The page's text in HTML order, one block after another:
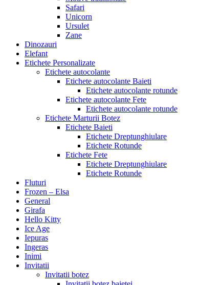
Safari
Unicorn
Ursulet
Zane
Dinozauri
Elefant
Etichete Personalizate
Etichete autocolante
Etichete autocolante Baieti
Etichete autocolante rotunde
Etichete autocolante Fete
Etichete autocolante rotunde
Etichete Marturii Botez
Etichete Baieti
Etichete Dreptunghiulare
Etichete Rotunde
Etichete Fete
Etichete Dreptunghiulare
Etichete Rotunde
Fluturi
Frozen – Elsa
General
Girafa
Hello Kitty
Ice Age
Iepuras
Ingeras
Inimi
Invitatii
Invitatii botez